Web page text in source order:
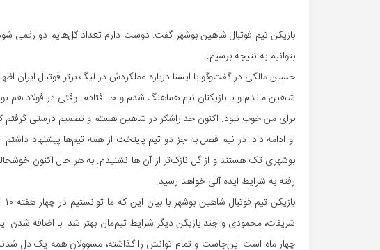
بازیکن تیم فوتبال شاهین بوشهر گفت: دوست دارم تعداد گل‌هایم دو رقمی
بتوانیم به نتیجه برسیم.
حسین مالکی در گفت‌وگو با ایسنا درباره عملکردش در لیگ برتر فوتبال ایران
شاهین ماندم و با بازیکنان تیم هماهنگ شدم و جا افتادم. وقتی در فولاد هم
برای من خوب نبود. اکنون خداراشکر در شاهین هستم و تصمیم درستی گرفتم
او ادامه داد: در نیم فصل به جز دو تیم پایتخت از همه تیم‌ها پیشنهاد داشتم
بوشهری تک هستند و از گل نازک‌تر از آن ها نشنیدم. به هر حال اکنون
رفته به شرایط ایده آلی خواهد رسید.
شریفات، محمودی و چند بازیکن دیگر شرایط تیم‌مان بهتر شد. با اضافه شدن
چهار ماه است این‌جاست و تمام توانش را گذاشته، مسوولان همه یک دل شدند